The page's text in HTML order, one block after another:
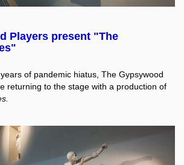
Players present "The
of pandemic hiatus, The Gypsywood
returning to the stage with a production of